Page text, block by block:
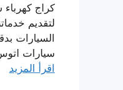
كراج
لتقديم
السيارات
سيارات
اقرأ المزيد